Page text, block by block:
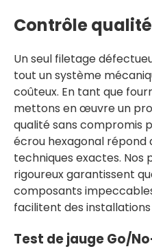
Contrôle
Un seul filetage
tout un système
coûteux. En tant que
mettons en œuvre un
qualité sans compromis
écrou hexagonal répond
techniques exactes. Nos
rigoureux garantissent
composants
facilitent des
Test de jauge Go/